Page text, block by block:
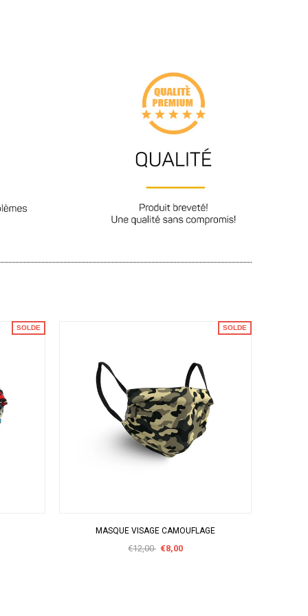
SOLDE SOLDE
MASQUE VISAGE CAMOUFLAGE
€12,00 €8,00